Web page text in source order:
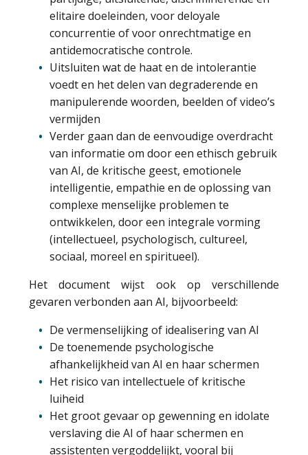
elitaire doeleinden, voor deloyale
concurrentie of voor onrechtmatige en
antidemocratische controle.
Uitsluiten wat de haat en de intolerantie
voedt en het delen van degraderende en
manipulerende woorden, beelden of video’s
vermijden
Verder gaan dan de eenvoudige overdracht
van informatie om door een ethisch gebruik
van AI, de kritische geest, emotionele
intelligentie, empathie en de oplossing van
complexe menselijke problemen te
ontwikkelen, door een integrale vorming
(intellectueel, psychologisch, cultureel,
sociaal, moreel en spiritueel).
Het document wijst ook op verschillende
gevaren verbonden aan AI, bijvoorbeeld:
De vermenselijking of idealisering van AI
De toenemende psychologische
afhankelijkheid van AI en haar schermen
Het risico van intellectuele of kritische
luiheid
Het groot gevaar op gewenning en idolate
verslaving die AI of haar schermen en
assistenten vergoddelijkt, vooral bij